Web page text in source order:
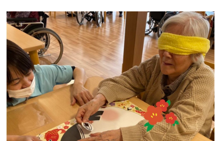
お知らせ
入居案内
採用情報